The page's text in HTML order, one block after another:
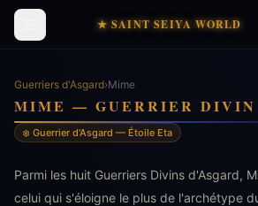
★ SAINT SEIYA WORLD
Guerriers d'Asgard›Mime
MIME — GUERRIER DIVIN
❄️ Guerrier d'Asgard — Étoile Eta
Parmi les huit Guerriers Divins d'Asgard,
celui qui s'éloigne le plus de l'archétype